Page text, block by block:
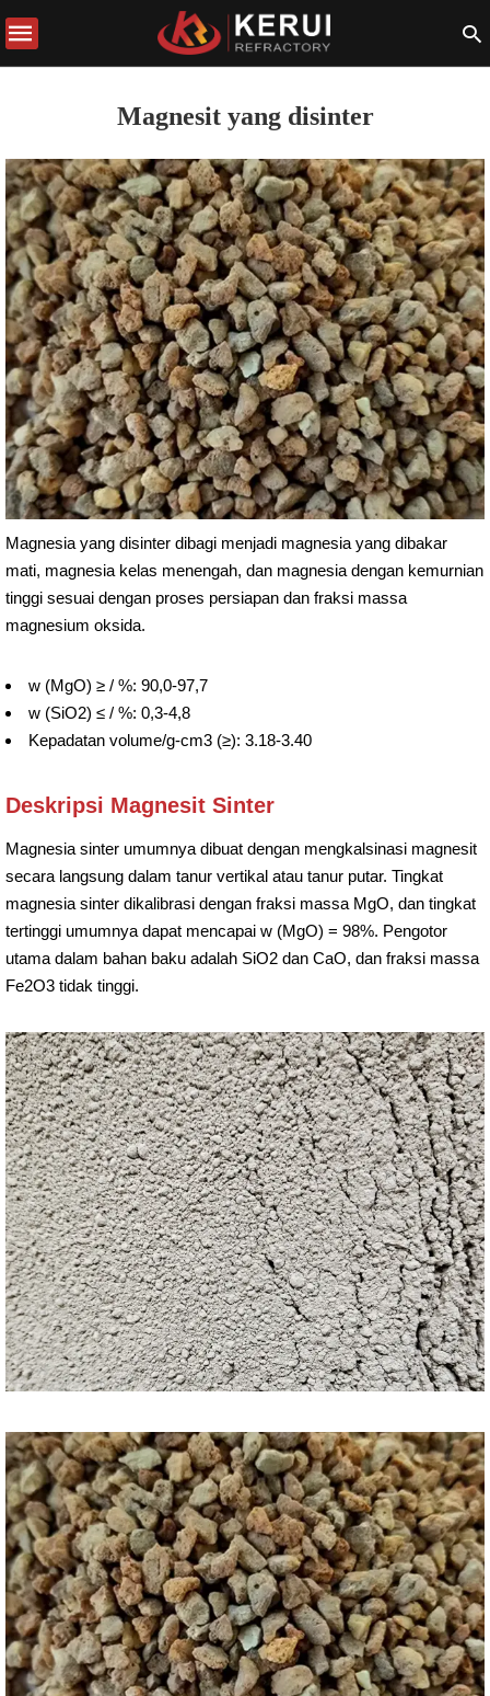
Magnesit yang disinter
Magnesia yang disinter dibagi menjadi magnesia yang dibakar
mati, magnesia kelas menengah, dan magnesia dengan kemurnian
tinggi sesuai dengan proses persiapan dan fraksi massa
magnesium oksida.
w (MgO) ≥ / %: 90,0-97,7
w (SiO2) ≤ / %: 0,3-4,8
Kepadatan volume/g-cm3 (≥): 3.18-3.40
Deskripsi Magnesit Sinter
Magnesia sinter umumnya dibuat dengan mengkalsinasi magnesit
secara langsung dalam tanur vertikal atau tanur putar. Tingkat
magnesia sinter dikalibrasi dengan fraksi massa MgO, dan tingkat
tertinggi umumnya dapat mencapai w (MgO) = 98%. Pengotor
utama dalam bahan baku adalah SiO2 dan CaO, dan fraksi massa
Fe2O3 tidak tinggi.